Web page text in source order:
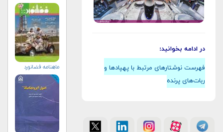
در ادامه بخوانید:
فهرست نوشتارهای مرتبط با پهپادها و
ربات‌های پرنده
ماهنامه فضانورد